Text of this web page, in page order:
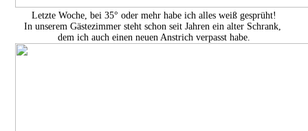
Letzte Woche, bei 35° oder mehr habe ich alles weiß gesprüht!
In unserem Gästezimmer steht schon seit Jahren ein alter Schrank,
dem ich auch einen neuen Anstrich verpasst habe.